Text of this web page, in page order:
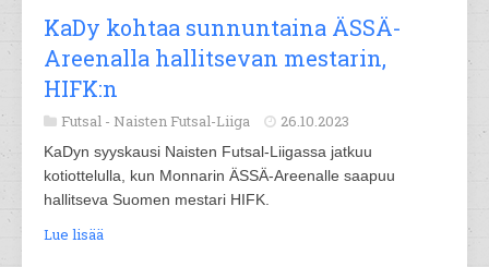
KaDy kohtaa sunnuntaina ÄSSÄ-
Areenalla hallitsevan mestarin,
HIFK:n
Futsal - Naisten Futsal-Liiga 26.10.2023
KaDyn syyskausi Naisten Futsal-Liigassa jatkuu
kotiottelulla, kun Monnarin ÄSSÄ-Areenalle saapuu
hallitseva Suomen mestari HIFK.
Lue lisää